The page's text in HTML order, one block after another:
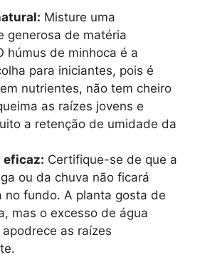
Misture uma
generosa de matéria
húmus de minhoca é a
para iniciantes, pois é
nutrientes, não tem cheiro
as raízes jovens e
a retenção de umidade da
eficaz: Certifique-se de que a
ou da chuva não ficará
no fundo. A planta gosta de
mas o excesso de água
as raízes